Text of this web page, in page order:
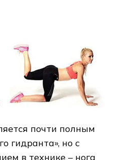
почти полным
гидранта», но с
в технике – нога